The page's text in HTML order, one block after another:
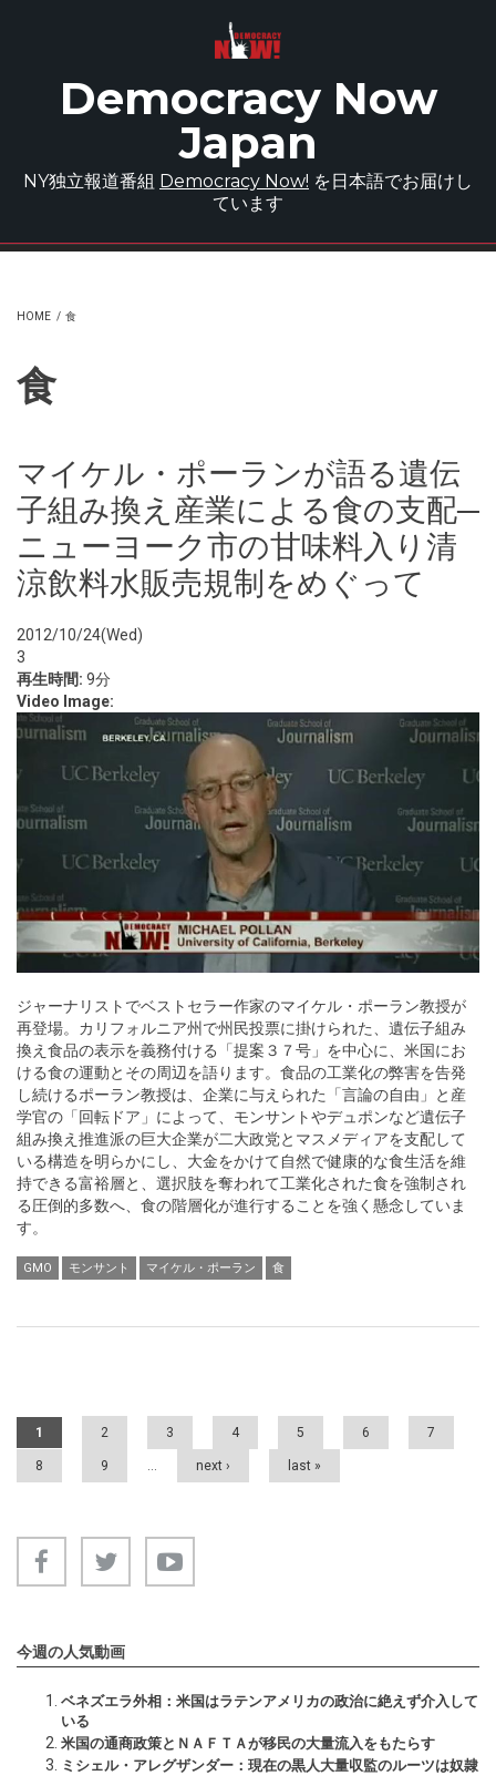
Democracy Now
Japan
NY独立報道番組 Democracy Now! を日本語でお届けし
ています
HOME / 食
食
マイケル・ポーランが語る遺伝
子組み換え産業による食の支配─
ニューヨーク市の甘味料入り清
涼飲料水販売規制をめぐって
2012/10/24(Wed)
3
再生時間: 9分
Video Image:
ジャーナリストでベストセラー作家のマイケル・ポーラン教授が
再登場。カリフォルニア州で州民投票に掛けられた、遺伝子組み
換え食品の表示を義務付ける「提案３７号」を中心に、米国にお
ける食の運動とその周辺を語ります。食品の工業化の弊害を告発
し続けるポーラン教授は、企業に与えられた「言論の自由」と産
学官の「回転ドア」によって、モンサントやデュポンなど遺伝子
組み換え推進派の巨大企業が二大政党とマスメディアを支配して
いる構造を明らかにし、大金をかけて自然で健康的な食生活を維
持できる富裕層と、選択肢を奪われて工業化された食を強制され
る圧倒的多数へ、食の階層化が進行することを強く懸念していま
す。
GMO モンサント マイケル・ポーラン 食
Pages
1 2 3 4 5 6 7
8 9 … next › last »
今週の人気動画
ベネズエラ外相：米国はラテンアメリカの政治に絶えず介入して
いる
米国の通商政策とＮＡＦＴＡが移民の大量流入をもたらす
ミシェル・アレグザンダー：現在の黒人大量収監のルーツは奴隷